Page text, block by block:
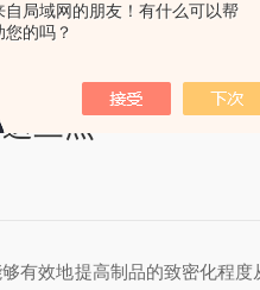
自局域网的朋友！有什么可以帮
您的吗？
三点
效地提高制品的致密化程度